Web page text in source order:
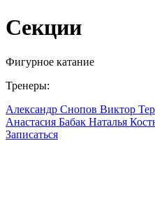
Секции
Фигурное катание
Тренеры:
Александр Снопов Виктор
Анастасия Бабак Наталья
Записаться